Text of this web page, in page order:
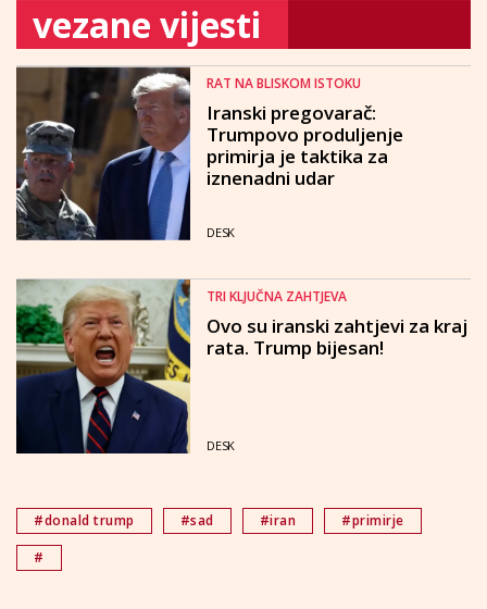
vezane vijesti
RAT NA BLISKOM ISTOKU
Iranski pregovarač:
Trumpovo produljenje
primirja je taktika za
iznenadni udar
DESK
TRI KLJUČNA ZAHTJEVA
Ovo su iranski zahtjevi za kraj
rata. Trump bijesan!
DESK
#donald trump #sad #iran
#primirje
#